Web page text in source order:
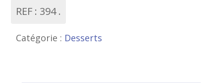
REF : 394
Catégorie : Desserts